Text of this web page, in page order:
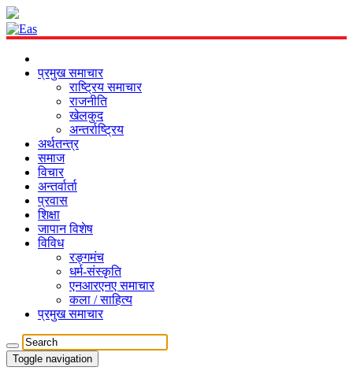
प्रमुख समाचार
राष्ट्रिय समाचार
राजनीति
खेलकुद
अन्तर्राष्ट्रिय
अर्थतन्त्र
समाज
विचार
अन्तर्वार्ता
प्रवास
शिक्षा
जापान विशेष
विविध
रङ्गमंच
धर्म-संस्कृति
एनआरएनए समाचार
कला / साहित्य
प्रमुख समाचार
Toggle navigation